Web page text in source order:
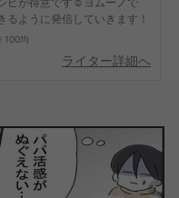
ように発信していきます！
100均
ライター詳細へ